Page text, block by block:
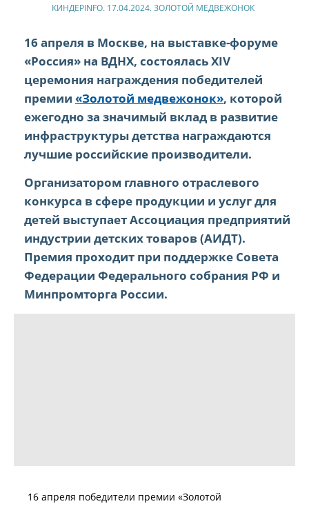
КИНДЕРINFO. 17.04.2024. ЗОЛОТОЙ МЕДВЕЖОНОК
16 апреля в Москве, на выставке-форуме
«Россия» на ВДНХ, состоялась XIV
церемония награждения победителей
премии «Золотой медвежонок», которой
ежегодно за значимый вклад в развитие
инфраструктуры детства награждаются
лучшие российские производители.
Организатором главного отраслевого
конкурса в сфере продукции и услуг для
детей выступает Ассоциация предприятий
индустрии детских товаров (АИДТ).
Премия проходит при поддержке Совета
Федерации Федерального собрания РФ и
Минпромторга России.
16 апреля победители премии «Золотой